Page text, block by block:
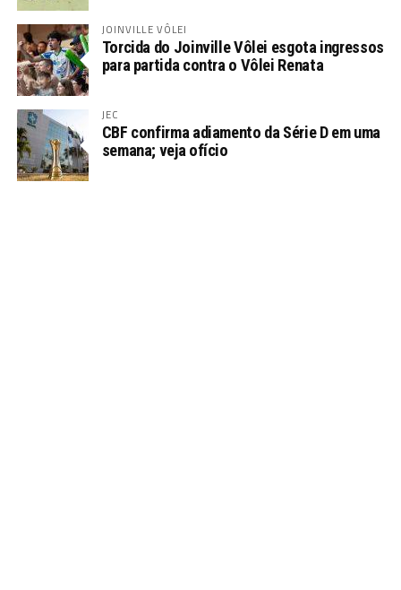
JOINVILLE VÔLEI
Torcida do Joinville Vôlei esgota ingressos
para partida contra o Vôlei Renata
JEC
CBF confirma adiamento da Série D em uma
semana; veja ofício